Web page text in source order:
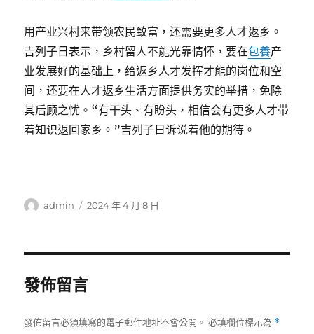
用产业兴村来带领农民致富，还需要更多人才返乡。
吉列子日表示，乡村留人不能光靠情怀，要在包養产
业发展好的基础上，给返乡人才发挥才能的岗位和空
间，还要在人才返乡生活方面提供务实的举措，免除
其后顾之忧。“有干头、有盼头，相信会有更多人才带
着知识返回家乡。”吉列子日诉说着他的期待。
作
admin
發
2024 年 4 月 8 日
發佈留言
發佈留言必須填寫的電子郵件地址不會公開。 必填欄位標示為 *